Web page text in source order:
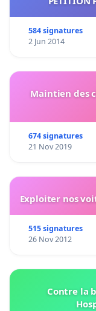
584 signatures
2 Jun 2014
Maintien des
674 signatures
21 Nov 2019
Exploiter nos
515 signatures
26 Nov 2012
Contre la